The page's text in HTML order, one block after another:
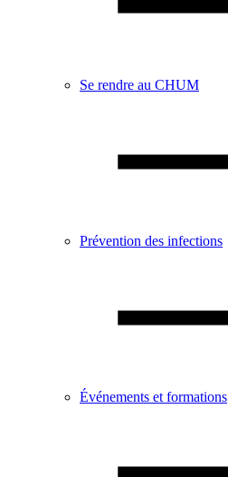
Se rendre au CHUM
Prévention des infections
Événements et formations